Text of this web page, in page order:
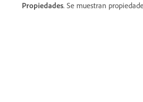
Propiedades. Se muestran